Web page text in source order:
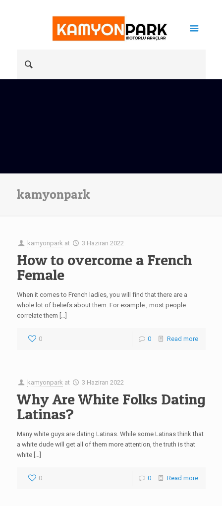
kamyonpark
kamyonpark at 3 Haziran 2022
How to overcome a French
Female
When it comes to French ladies, you will find that there are a
whole lot of beliefs about them. For example , most people
correlate them […]
0 0 Read more
kamyonpark at 3 Haziran 2022
Why Are White Folks Dating
Latinas?
Many white guys are dating Latinas. While some Latinas think that
a white dude will get all of them more attention, the truth is that
white […]
0 0 Read more